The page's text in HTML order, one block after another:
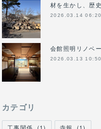
材を生かし、歴
2026.03.14 06:20
会館照明リノベ
2026.03.13 10:50
カテゴリ